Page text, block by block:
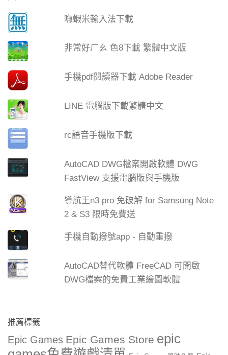
嘸蝦米輸入法下載
非常好ㄏㄠ 色8下載 繁體中文版
手機pdf閱讀器下載 Adobe Reader
LINE 電腦版下載繁體中文
rc語音手機版下載
AutoCAD DWG檔案開啟軟體 DWG
FastView 支援電腦版與手機版
導航王n3 pro 免破解 for Samsung Note
2 & S3 限時免費送
手機自動撥號app - 自動重撥
AutoCAD替代軟體 FreeCAD 可開啟
DWG檔案的免費工業繪圖軟體
推薦標籤
Epic Games Epic Games Store epic